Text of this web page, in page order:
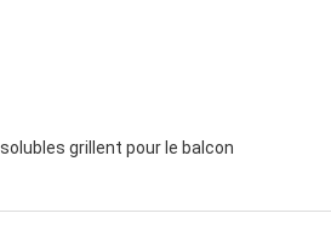
grillent pour le balcon